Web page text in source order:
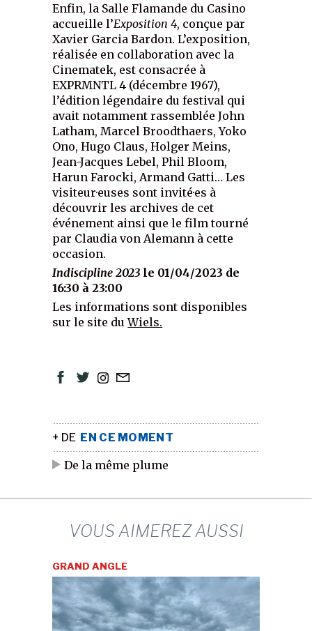
Enfin, la Salle Flamande du Casino
accueille l’Exposition 4, conçue par
Xavier Garcia Bardon. L’exposition,
réalisée en collaboration avec la
Cinematek, est consacrée à
EXPRMNTL 4 (décembre 1967),
l’édition légendaire du festival qui
avait notamment rassemblée John
Latham, Marcel Broodthaers, Yoko
Ono, Hugo Claus, Holger Meins,
Jean-Jacques Lebel, Phil Bloom,
Harun Farocki, Armand Gatti… Les
visiteur·euses sont invité·es à
découvrir les archives de cet
événement ainsi que le film tourné
par Claudia von Alemann à cette
occasion.
Indiscipline 2023 le 01/04/2023 de
16:30 à 23:00
Les informations sont disponibles
sur le site duWiels.
+ DE EN CE MOMENT
De la même plume
VOUS AIMEREZ AUSSI
GRAND ANGLE